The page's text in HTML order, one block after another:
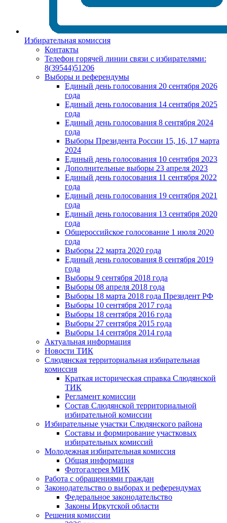
Избирательная комиссия
Контакты
Телефон горячей линии связи с избирателями:
8(39544)51206
Выборы и референдумы
Единый день голосования 20 сентября 2026
года
Единый день голосования 14 сентября 2025
года
Единый день голосования 8 сентября 2024
года
Выборы Президента России 15, 16, 17 марта
2024
Единый день голосования 10 сентября 2023
Дополнительные выборы 23 апреля 2023
Единый день голосования 11 сентября 2022
года
Единый день голосования 19 сентября 2021
года
Единый день голосования 13 сентября 2020
года
Общероссийское голосование 1 июля 2020
года
Выборы 22 марта 2020 года
Единый день голосования 8 сентября 2019
года
Выборы 9 сентября 2018 года
Выборы 08 апреля 2018 года
Выборы 18 марта 2018 года Президент РФ
Выборы 10 сентября 2017 года
Выборы 18 сентября 2016 года
Выборы 27 сентября 2015 года
Выборы 14 сентября 2014 года
Актуальная информация
Новости ТИК
Слюдянская территориальная избирательная
комиссия
Краткая историческая справка Слюдянской
ТИК
Регламент комиссии
Состав Слюдянской территориальной
избирательной комиссии
Избирательные участки Слюдянского района
Составы и формирование участковых
избирательных комиссий
Молодежная избирательная комиссия
Общая информация
Фотогалерея МИК
Работа с обращениями граждан
Законодательство о выборах и референдумах
Федеральное законодательство
Законы Иркутской области
Решения комиссии